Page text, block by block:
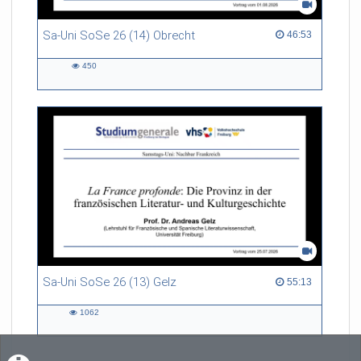
Sa-Uni SoSe 26 (14) Obrecht 46:53
46:53 duration
450
Sa-Uni SoSe 26 (13) Gelz 55:13
55:13 duration
1062